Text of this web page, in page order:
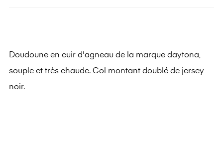
Doudoune en cuir d'agneau de la marque daytona,
souple et très chaude. Col montant doublé de jersey
noir.